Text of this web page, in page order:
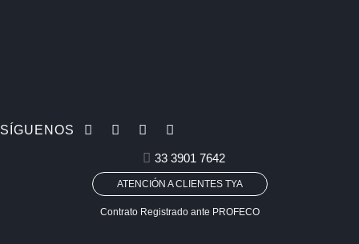
SÍGUENOS
33 3901 7642
ATENCIÓN A CLIENTES TYA
Contrato Registrado ante PROFECO